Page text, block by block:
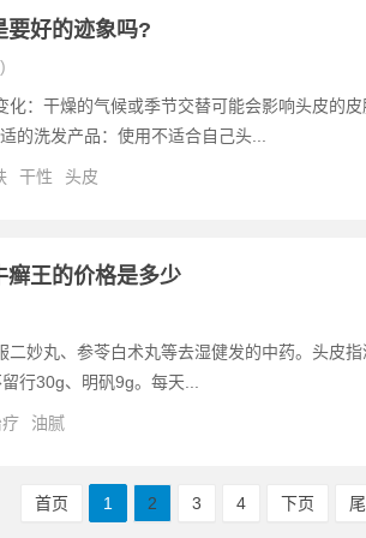
要好的迹象吗?
化：干燥的气候或季节交替可能会影响头皮的皮
的洗发产品：使用不适合自己头...
干性 头皮
癣王的价格是多少
二妙丸、参苓白术丸等去湿健发的中药。头皮指
行30g、明矾9g。每天...
油腻
首页 1 2 3 4 下页